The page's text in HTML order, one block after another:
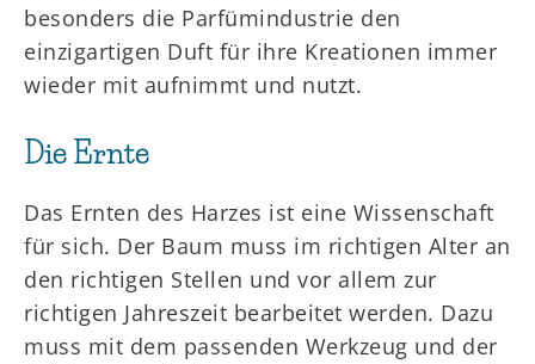
besonders die Parfümindustrie den
einzigartigen Duft für ihre Kreationen immer
wieder mit aufnimmt und nutzt.
Die Ernte
Das Ernten des Harzes ist eine Wissenschaft
für sich. Der Baum muss im richtigen Alter an
den richtigen Stellen und vor allem zur
richtigen Jahreszeit bearbeitet werden. Dazu
muss mit dem passenden Werkzeug und der